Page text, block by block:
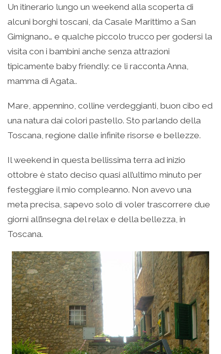
su
Facebook
(Si
apre
una
nuova
finestra)
condividere
su
Twitter
(Si
apre
in
una
nuova
finestra)
condividere
su
Google+
(Si
in
una
nuova
finestra)
condividere
su
LinkedIn
(Si
in
una
nuova
finestra)
stampare
(Si
apre
in
nuova
finestra)
Un itinerario lungo un weekend alla scoperta di
alcuni borghi toscani, da Casale Marittimo a San
Gimignano… e qualche piccolo trucco per godersi la
visita con i bambini anche senza attrazioni
tipicamente baby friendly: ce li racconta Anna,
mamma di Agata..
Mare, appennino, colline verdeggianti, buon cibo ed
una natura dai colori pastello. Sto parlando della
Toscana, regione dalle infinite risorse e bellezze.
Il weekend in questa bellissima terra ad inizio
ottobre è stato deciso quasi all’ultimo minuto per
festeggiare il mio compleanno. Non avevo una
meta precisa, sapevo solo di voler trascorrere due
giorni all’insegna del relax e della bellezza, in
Toscana.